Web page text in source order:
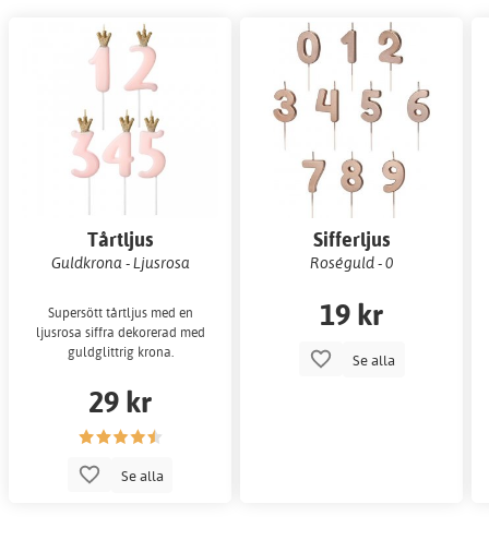
Tårtljus
Guldkrona - Ljusrosa
Supersött tårtljus med en
ljusrosa siffra dekorerad med
guldglittrig krona.
29 kr
Se alla
Sifferljus
Roséguld - 0
19 kr
Se alla